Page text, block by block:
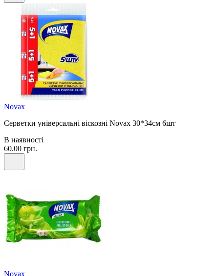
Novax
Серветки універсальні віскозні Novax 30*34см 6шт
В наявності
60.00 грн.
Novax